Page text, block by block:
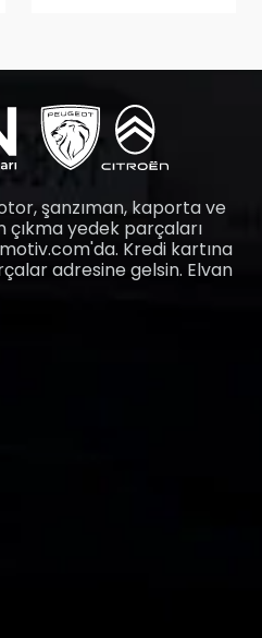
şanzıman, kaporta ve
yedek parçaları
Kredi kartına
adresine gelsin. Elvan